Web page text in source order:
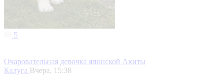
5
Очаровательная девочка японской Акиты
Калуга Вчера, 15:38